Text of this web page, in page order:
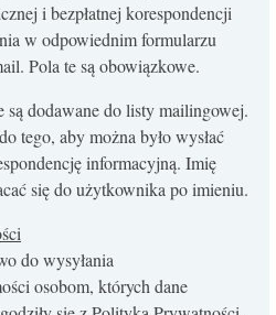
i bezpłatnej korespondencji
w odpowiednim formularzu
Pola te są obowiązkowe.
są dodawane do listy mailingowej.
tego, aby można było wysłać
informacyjną. Imię
się do użytkownika po imieniu.
do wysyłania
osobom, których dane